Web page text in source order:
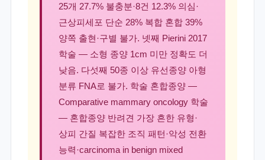
25개 27.7% 불충분·8건 12.3% 의심·
근상피세포 단순 28% 복합 혼합 39%
양쪽 출현·구별 불가. 넷째 Pierini 2017
학술 — 소형 종양 1cm 미만 정확도 더
낮음. 다섯째 50종 이상 유선종양 아형
분류 FNA로 불가. 학술 혼합종양 —
Comparative mammary oncology 학술
— 혼합종양 반려견 가장 흔한 유형·
상피 간질 복잡한 조직 패턴·악성 전환
능력·carcinoma in benign mixed